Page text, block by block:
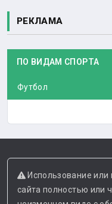
РЕКЛАМА
ПО ВИДАМ СПОРТА
Футбол
Использование
сайта полностью или